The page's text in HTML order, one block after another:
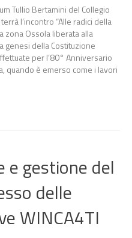
Tullio Bertamini del Collegio
l’incontro “Alle radici della
zona Ossola liberata alla
genesi della Costituzione
per l’80° Anniversario
quando è emerso come i lavori
e gestione del
delle
WINCA4TI